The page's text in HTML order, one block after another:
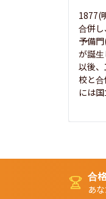
1877(
合併
予備
が誕生
以後
校と
には
合
あ